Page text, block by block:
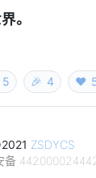
ZSDYCS
备